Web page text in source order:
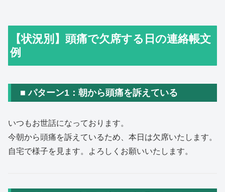
【状況別】頭痛で欠席する日の連絡帳文
例
■ パターン1：朝から頭痛を訴えている
いつもお世話になっております。
今朝から頭痛を訴えているため、本日は欠席いたします。
自宅で様子を見ます。よろしくお願いいたします。